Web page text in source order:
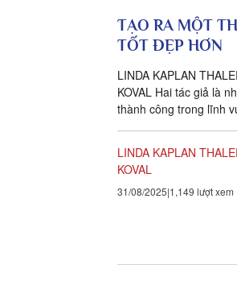
TẠO RA MỘT
TỐT ĐẸP HƠN
LINDA KAPLAN
KOVAL Hai tác giả là
thành công trong lĩnh
LINDA KAPLAN
KOVAL
31/08/2025 1,149 lượt xem